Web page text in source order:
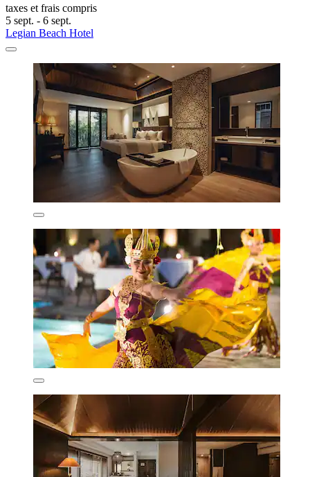
taxes et frais compris
5 sept. - 6 sept.
Legian Beach Hotel